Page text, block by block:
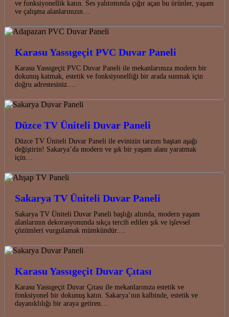
ve fonksiyonellik katın. Ses yalıtımında çığır açan bu ürünler, yaşam
ve çalışma alanlarınızın…
Karasu Yassıgeçit PVC Duvar Paneli
Karasu Yassıgeçit PVC Duvar Paneli ile mekanlarınıza modern bir
dokunuş katmak, estetik ve fonksiyonelliği bir arada sunmak için
doğru adrestesiniz.…
Düzce TV Üniteli Duvar Paneli
Düzce TV Üniteli Duvar Paneli ile evinizin tarzını baştan aşağı
değiştirin! Sakarya’da modern ve şık bir yaşam alanı yaratmak
için…
Sakarya TV Üniteli Duvar Paneli
Sakarya TV Üniteli Duvar Paneli başlığı altında, modern yaşam
alanlarının dekorasyonunda sıkça tercih edilen şık ve işlevsel
çözümleri vurgulamak mümkündür.…
Karasu Yassıgeçit Duvar Çıtası
Karasu Yassıgeçit Duvar Çıtası ile mekanlarınıza estetik ve
fonksiyonel bir dokunuş katın. Sakarya’nın kalbinde, estetik ve
dayanıklılığı bir araya getiren…